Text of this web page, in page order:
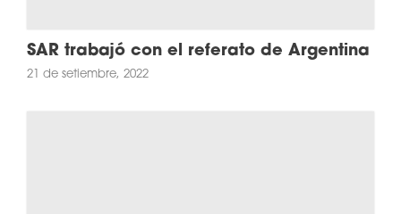
SAR trabajó con el referato de Argentina
21 de setiembre, 2022